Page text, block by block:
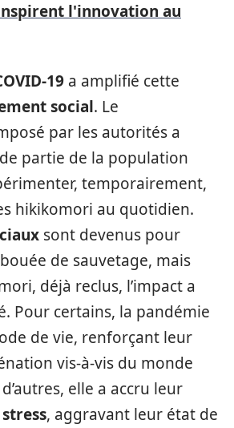
l'innovation au
19 a amplifié cette
social. Le
par les autorités a
partie de la population
temporairement,
hikikomori au quotidien.
sont devenus pour
de sauvetage, mais
déjà reclus, l’impact a
Pour certains, la pandémie
de vie, renforçant leur
vis-à-vis du monde
elle a accru leur
stress, aggravant leur état de